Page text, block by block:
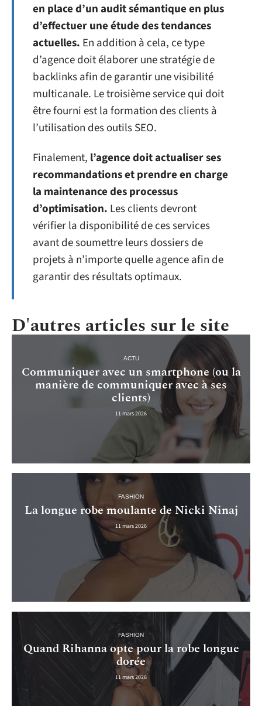
en place d’un audit sémantique en plus
d’effectuer une étude des tendances
actuelles. En addition à cela, ce type
d’agence doit élaborer une stratégie de
backlinks afin de garantir une visibilité
multicanale. Le troisième service qui doit
être fourni est la formation des clients à
l’utilisation des outils SEO.
Finalement, l’agence doit actualiser ses
recommandations et prendre en charge
la maintenance des processus
d’optimisation. Les clients devront
vérifier la disponibilité de ces services
avant de soumettre leurs dossiers de
projets à n’importe quelle agence afin de
garantir des résultats optimaux.
D'autres articles sur le site
ACTU
Communiquer avec un smartphone (ou la
manière de communiquer avec à ses
clients)
11 mars 2026
FASHION
La longue robe moulante de Nicki Ninaj
11 mars 2026
FASHION
Quand Rihanna opte pour la robe longue
dorée
11 mars 2026